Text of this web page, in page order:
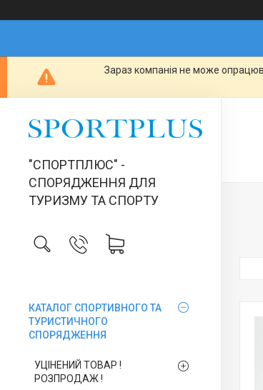
Зараз компанія не може
"СПОРТПЛЮС" -
СПОРЯДЖЕННЯ ДЛЯ
ТУРИЗМУ ТА СПОРТУ
КАТАЛОГ СПОРТИВНОГО ТА
ТУРИСТИЧНОГО
СПОРЯДЖЕННЯ
УЦІНЕНИЙ ТОВАР !
РОЗПРОДАЖ !